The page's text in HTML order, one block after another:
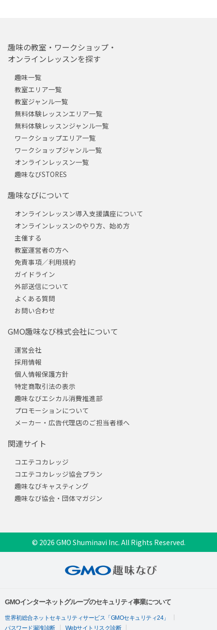
趣味の教室・ワークショップ・
オンラインレッスンを探す
趣味一覧
教室エリア一覧
教室ジャンル一覧
無料体験レッスンエリア一覧
無料体験レッスンジャンル一覧
ワークショップエリア一覧
ワークショップジャンル一覧
オンラインレッスン一覧
趣味なびSTORES
趣味なびについて
オンラインレッスン導入支援講座について
オンラインレッスンのやり方、始め方
主催する
教室運営者の方へ
免責事項／利用規約
ガイドライン
外部送信について
よくある質問
お問い合わせ
GMO趣味なび株式会社について
運営会社
採用情報
個人情報保護方針
特定商取引法の表示
趣味なびエシカル消費推進部
プロモーションについて
メーカー・広告代理店のご担当者様へ
関連サイト
コエテコカレッジ
コエテコカレッジ協会プラン
趣味なびキャスティング
趣味なび協会・団体マガジン
© 2026 GMO Shuminavi Inc. All Rights Reserved.